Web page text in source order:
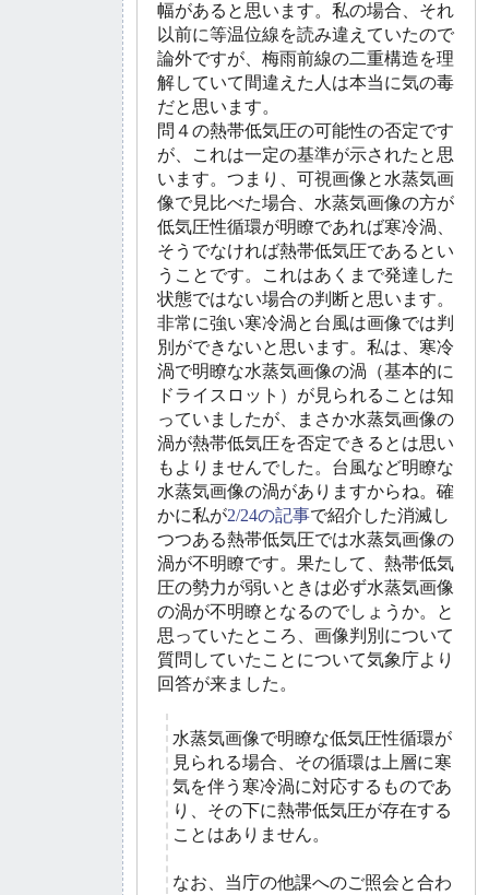
幅があると思います。私の場合、それ
以前に等温位線を読み違えていたので
論外ですが、梅雨前線の二重構造を理
解していて間違えた人は本当に気の毒
だと思います。
問４の熱帯低気圧の可能性の否定です
が、これは一定の基準が示されたと思
います。つまり、可視画像と水蒸気画
像で見比べた場合、水蒸気画像の方が
低気圧性循環が明瞭であれば寒冷渦、
そうでなければ熱帯低気圧であるとい
うことです。これはあくまで発達した
状態ではない場合の判断と思います。
非常に強い寒冷渦と台風は画像では判
別ができないと思います。私は、寒冷
渦で明瞭な水蒸気画像の渦（基本的に
ドライスロット）が見られることは知
っていましたが、まさか水蒸気画像の
渦が熱帯低気圧を否定できるとは思い
もよりませんでした。台風など明瞭な
水蒸気画像の渦がありますからね。確
かに私が2/24の記事で紹介した消滅し
つつある熱帯低気圧では水蒸気画像の
渦が不明瞭です。果たして、熱帯低気
圧の勢力が弱いときは必ず水蒸気画像
の渦が不明瞭となるのでしょうか。と
思っていたところ、画像判別について
質問していたことについて気象庁より
回答が来ました。
水蒸気画像で明瞭な低気圧性循環が
見られる場合、その循環は上層に寒
気を伴う寒冷渦に対応するものであ
り、その下に熱帯低気圧が存在する
ことはありません。
なお、当庁の他課へのご照会と合わ